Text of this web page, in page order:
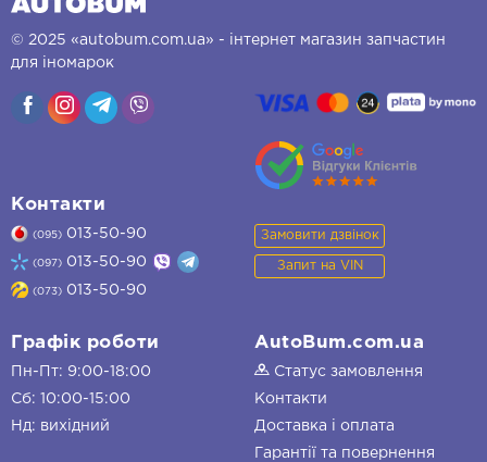
© 2025 «autobum.com.ua» - інтернет магазин запчастин
для іномарок
Контакти
(095) 013-50-90
(097) 013-50-90
(073) 013-50-90
Замовити дзвінок
Запит на VIN
Графік роботи
Пн-Пт: 9:00-18:00
Сб: 10:00-15:00
Нд: вихідний
AutoBum.com.ua
Статус замовлення
Контакти
Доставка і оплата
Гарантії та повернення